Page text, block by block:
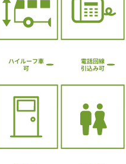
ハイルーフ車
可
電話回線
引込み可